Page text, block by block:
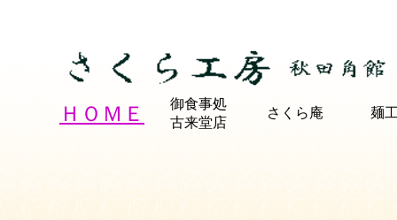
ＨＯＭＥ
御食事処
古来堂店
さくら庵 麺